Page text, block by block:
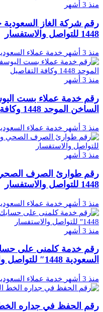
منذ 3 أشهر
رقم شركة الغاز السعودية
1448 للتواصل والاستفسار
منذ 3 أشهر خدمة عملاء
منذ 3 أشهر
الساخن الموحد 1448 وكافة التفاصيل
منذ 3 أشهر خدمة عملاء
منذ 3 أشهر
رقم طوارئ الصرف الصحي و
1448 للتواصل والاستفسار
منذ 3 أشهر خدمة عملاء
منذ 3 أشهر
رقم خدمة كلمنى على
السعودية 1448″ للتواصل والاستفسار
منذ 3 أشهر
خدمة عملاء
رقم الحفظ في جداره الخط